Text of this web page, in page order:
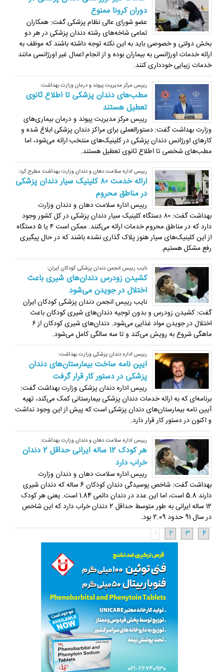
دوران کرونا ممنوع
عضو شورای عالی نظام پزشکی گفت: همکاران
تمامی شاخه‌های رشته دندان پزشکی در هر دو
بخش دولتی و خصوصی باید به این نکته توجه داشته باشند که موظف به
ارائه خدمات اورژانسی به بیماران بوده و از انجام اعمال غیر اورژانسی مانند
خدمات زیبایی خودداری کنند.
رییس مرکز مدیریت پیوند و درمان وزارت بهداشت:
مطب‌های دندان پزشکی تا اطلاع ثانوی
تعطیل هستند
رییس مرکز مدیریت پیوند و درمان بیماری‌های
وزارت بهداشت گفت: دستورالعملی برای مراکز دندان پزشکی ابلاغ شده و
کارهای اورژانس دندان پزشکی در کلینیک‌های منتخب ارائه می‌شود، اما
مطب‌های شخصی تا اطلاع ثانوی تعطیل هستند.
رییس اداره سلامت دهان و دندان وزارت بهداشت مطرح کرد:
ارائه خدمت ۸۰ کلینیک سیار دندان پزشکی
در مناطق محروم
رییس اداره سلامت دهان و دندان وزارت
بهداشت گفت: ۸۰ دستگاه کلینیک سیار دندان پزشکی در کل کشور وجود
دارد که در مناطق محروم خدمات ارائه می‌کنند. ممکن است ۴ یا ۵ دستگاه
از این کلینیک‌های سیار هنوز پلاک گذاری نشده باشند که در حال پیگیری
رفع مشکل هستیم.
نایب رییس انجمن دندان پزشکی کودکان ایران:
کشیدن زودرس دندان‌های شیری باعث
اختلال در جویدن می‌شود
نایب رییس انجمن دندان پزشکی کودکان ایران
گفت: کشیدن زودرس و بدون توجیه دندان‌های شیری کودکان باعث
اختلال در جویدن مواد غذایی می‌شود. دندان‌های شیری کودکان از ۶
ماهگی شروع به رویش می‌کند و تا سه سالگی کامل می‌شود.
رییس اداره دندان پزشکی وزارت بهداشت:
آیین نامه ساخت بیمارستان‌های دندان
پزشکی در دستور کار قرار گرفت
رییس اداره دندان پزشکی وزارت بهداشت گفت:
برنامه‌ای که به ارائه خدمات دندان پزشکی بیمارستانی کمک می‌کند، تهیه
آیین نامه بیمارستان‌های دندان پزشکی است که پیش از این وجود نداشت
و اکنون در دستور کار قرار دارد.
رییس اداره سلامت دهان و دندان وزارت بهداشت:
هر کودک 12 ساله ایرانی حداقل 2 دندان
خراب دارد
رییس اداره سلامت دهان و دندان وزارت
بهداشت گفت: شاخص پوسیدگی دندان کودکان 6 ساله که دندان شیری
دارند ‏‏5.8 است، اما این عدد در دندان دائمی 1.84 است. یعنی هر کودک
12 ساله ایرانی به طور متوسط حداقل 2 دندان خراب دارد که ‏این شاخص
در سال 91 حدود 2.09 بود.‏
1
2 3 4